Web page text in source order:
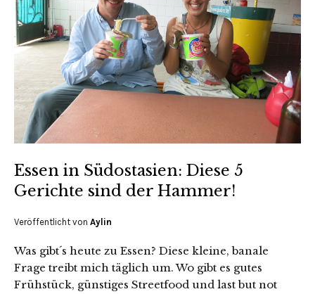
Essen in Südostasien: Diese 5
Gerichte sind der Hammer!
Veröffentlicht von Aylin
Was gibt´s heute zu Essen? Diese kleine, banale
Frage treibt mich täglich um. Wo gibt es gutes
Frühstück, günstiges Streetfood und last but not